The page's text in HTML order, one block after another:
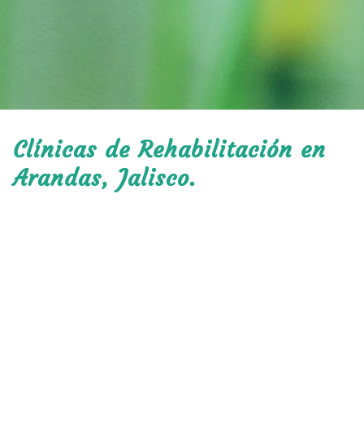
Clínicas de Rehabilitación en
Arandas, Jalisco.